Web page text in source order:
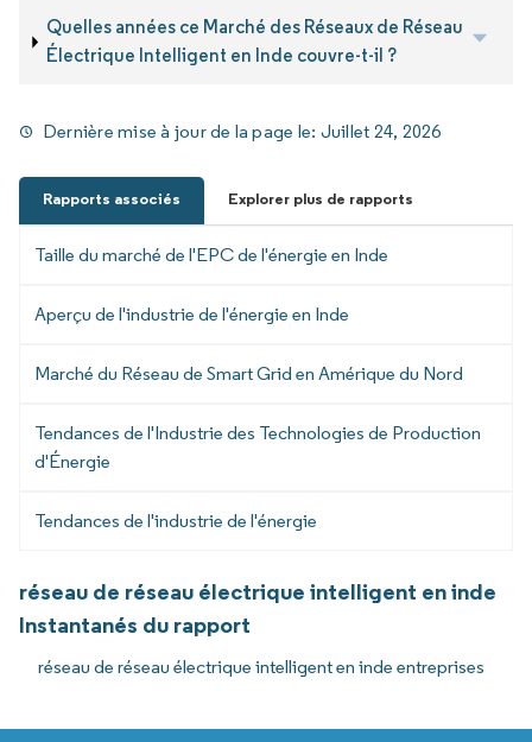
Quelles années ce Marché des Réseaux de Réseau
Électrique Intelligent en Inde couvre-t-il ?
Dernière mise à jour de la page le: Juillet 24, 2026
Rapports associés Explorer plus de rapports
Taille du marché de l'EPC de l'énergie en Inde
Aperçu de l'industrie de l'énergie en Inde
Marché du Réseau de Smart Grid en Amérique du Nord
Tendances de l'Industrie des Technologies de Production
d'Énergie
Tendances de l'industrie de l'énergie
réseau de réseau électrique intelligent en inde
Instantanés du rapport
réseau de réseau électrique intelligent en inde entreprises